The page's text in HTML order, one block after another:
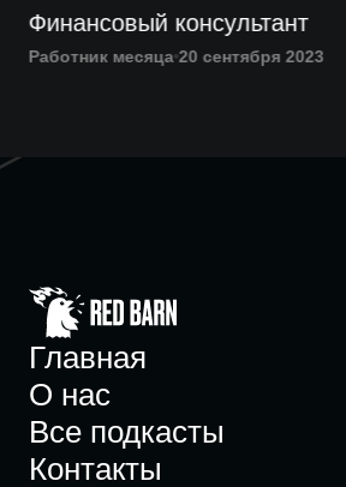
Финансовый консультант
Работник месяца 20 сентября 2023
Главная
О нас
Все подкасты
Контакты